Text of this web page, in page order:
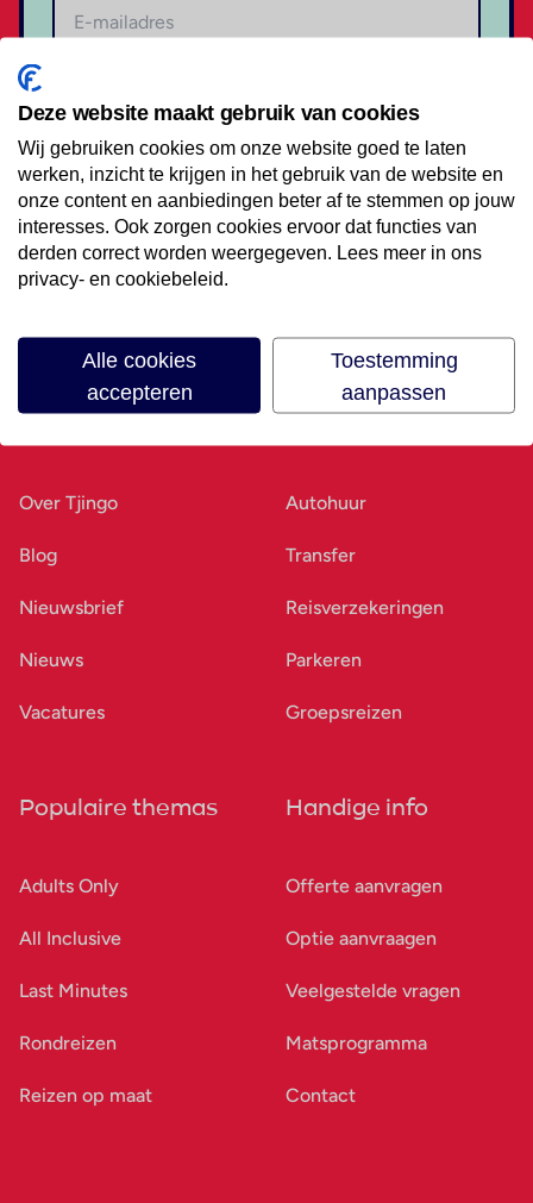
Volg ons op social media
Over Tjingo
Blog
Nieuwsbrief
Nieuws
Vacatures
Autohuur
Transfer
Reisverzekeringen
Parkeren
Groepsreizen
Populaire themas
Adults Only
All Inclusive
Last Minutes
Rondreizen
Reizen op maat
Handige info
Offerte aanvragen
Optie aanvraagen
Veelgestelde vragen
Matsprogramma
Contact
Deze website maakt gebruik van cookies
Wij gebruiken cookies om onze website goed te laten
werken, inzicht te krijgen in het gebruik van de website en
onze content en aanbiedingen beter af te stemmen op jouw
interesses. Ook zorgen cookies ervoor dat functies van
derden correct worden weergegeven. Lees meer in ons
privacy- en cookiebeleid.
Alle cookies
accepteren
Toestemming
aanpassen